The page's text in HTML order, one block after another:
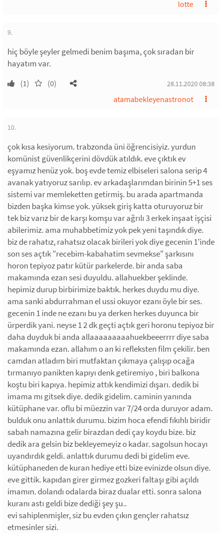
lotte
9.
hiç böyle şeyler gelmedi benim başıma, çok sıradan bir
hayatım var.
(1) (0) 28.11.2020 08:38
atamabekleyenastronot
10.
çok kısa kesiyorum. trabzonda üni öğrencisiyiz. yurdun
komünist güvenlikçerini dövdük atıldık. eve çıktık ev
eşyamız henüz yok. boş evde temiz elbiseleri salona serip 4
avanak yatıyoruz sarılıp. ev arkadaşlarımdan birinin 5+1 ses
sistemi var memleketten getirmiş. bu arada apartmanda
bizden başka kimse yok. yüksek giriş katta oturuyoruz bir
tek biz varız bir de karşı komşu var ağrılı 3 erkek inşaat işçisi
abilerimiz. ama muhabbetimiz yok pek yeni taşındık diye.
biz de rahatız, rahatsız olacak birileri yok diye gecenin 1'inde
son ses açtık "recebim-kabahatim sevmekse" şarkısını
horon tepiyoz patır kütür parkelerde. bir anda saba
makamında ezan sesi duyuldu. allahuekber şeklinde.
hepimiz durup birbirimize baktık. herkes duydu mu diye.
ama sanki abdurrahman el ussi okuyor ezanı öyle bir ses.
gecenin 1 inde ne ezanı bu ya derken herkes duyunca bir
ürperdik yani. neyse 1 2 dk geçti açtık geri horonu tepiyoz bir
daha duyduk bi anda allaaaaaaaaahuekbeeerrrr diye saba
makamında ezan. allahım o an ki refleksten film çekilir. ben
camdan atladım biri mutfaktan çıkmaya çalışıp ocağa
tırmanıyo panikten kapıyı denk getiremiyo , biri balkona
koştu biri kapıya. hepimiz attık kendimizi dışarı. dedik bi
imama mı gitsek diye. dedik gidelim. caminin yanında
kütüphane var. oflu bi müezzin var 7/24 orda duruyor adam.
bulduk onu anlattık durumu. bizim hoca efendi fıkıhlı biridir
sabah namazına gelir birazdan dedi çay koydu bize. biz
dedik ara gelsin biz bekleyemeyiz o kadar. sagolsun hocayı
uyandırdık geldi. anlattık durumu dedi bi gidelim eve.
kütüphaneden de kuran hediye etti bize evinizde olsun diye.
eve gittik. kapıdan girer girmez gozkeri faltaşı gibi açıldı
imamın. dolandı odalarda biraz dualar etti. sonra salona
kuranı astı geldi bize dediği şey şu..
evi sahiplenmişler, siz bu evden çıkın gençler rahatsız
etmesinler sizi.